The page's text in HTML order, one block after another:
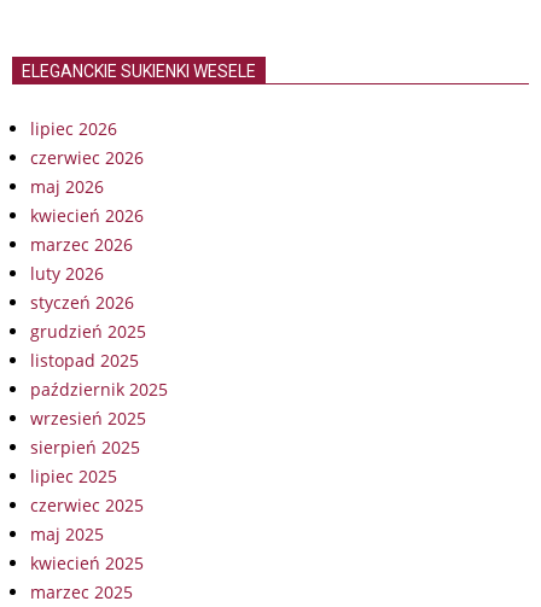
ELEGANCKIE SUKIENKI WESELE
lipiec 2026
czerwiec 2026
maj 2026
kwiecień 2026
marzec 2026
luty 2026
styczeń 2026
grudzień 2025
listopad 2025
październik 2025
wrzesień 2025
sierpień 2025
lipiec 2025
czerwiec 2025
maj 2025
kwiecień 2025
marzec 2025